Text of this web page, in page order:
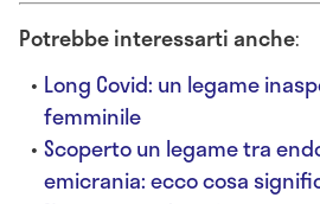
Potrebbe interessarti anche:
Long Covid: un legame
femminile
Scoperto un legame tra
emicrania: ecco cosa